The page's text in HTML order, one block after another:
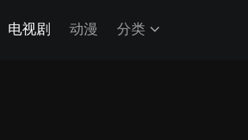
电视剧 动漫 分类